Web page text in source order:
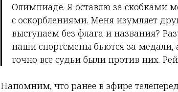
Олимпиаде. Я оставлю за скобками
с оскорблениями. Меня изумляет
выступаем без флага и названия?
наши спортсмены бьются за
точно все судьи были против них.
Напомним, что ранее в эфире